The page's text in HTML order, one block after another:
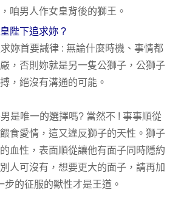
咱男人作女皇背後的獅王。
陛下追求妳 ?
妳首要誡律 : 無論什麼時機、事情都
，否則妳就是另一隻公獅子，公獅子
，絕沒有溝通的可能。
是唯一的選擇嗎? 當然不 ! 事事順從
食愛情，這又違反獅子的天性。獅子
血性，表面順從讓他有面子同時隱約
人可沒有，想要更大的面子，請再加
步的征服的獸性才是王道。